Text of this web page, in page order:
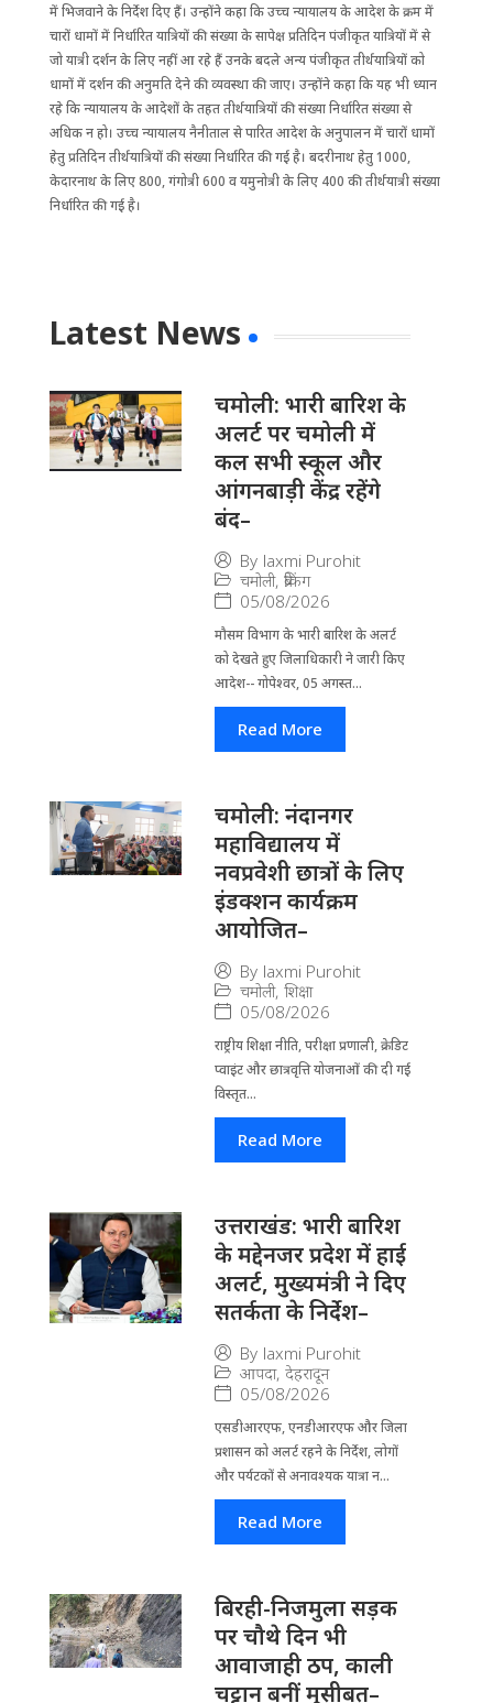
में भिजवाने के ‌निर्देश दिए हैं। उन्होंने कहा कि उच्च न्यायालय के आदेश के क्रम में
चारों धामों में निर्धारित यात्रियों की संख्या के सापेक्ष प्रतिदिन पंजीकृत यात्रियों में से
जो यात्री दर्शन के लिए नहीं आ रहे हैं उनके बदले अन्य पंजीकृत तीर्थयात्रियों को
धामों में दर्शन की अनुमति देने की व्यवस्था की जाए। उन्होंने कहा कि यह भी ध्यान
रहे कि न्यायालय के आदेशों के तहत तीर्थयात्रियों की संख्या निर्धारित संख्या से
अधिक न हो। उच्च न्यायालय नैनीताल से पारित आदेश के अनुपालन में चारों धामों
हेतु प्रतिदिन तीर्थयात्रियों की संख्या निर्धारित की गई है। बदरीनाथ हेतु 1000,
केदारनाथ के लिए 800, गंगोत्री 600 व यमुनोत्री के लिए 400 की तीर्थयात्री संख्या
निर्धारित की गई है।
Latest News
चमोली: भारी बारिश के
अलर्ट पर चमोली में
कल सभी स्कूल और
आंगनबाड़ी केंद्र रहेंगे
बंद–
By laxmi Purohit
चमोली, ब्रेकिंग
05/08/2026
मौसम विभाग के भारी बारिश के अलर्ट
को देखते हुए जिला​धिकारी ने जारी किए
आदेश-- गोपेश्वर, 05 अगस्त...
Read More
चमोली: नंदानगर
महाविद्यालय में
नवप्रवेशी छात्रों के लिए
इंडक्शन कार्यक्रम
आयोजित–
By laxmi Purohit
चमोली, शिक्षा
05/08/2026
राष्ट्रीय शिक्षा नीति, परीक्षा प्रणाली, क्रेडिट
प्वाइंट और छात्रवृत्ति योजनाओं की दी गई
विस्तृत...
Read More
उत्तराखंड: भारी बारिश
के मद्देनजर प्रदेश में हाई
अलर्ट, मुख्यमंत्री ने दिए
सतर्कता के निर्देश–
By laxmi Purohit
आपदा, देहरादून
05/08/2026
एसडीआरएफ, एनडीआरएफ और जिला
प्रशासन को अलर्ट रहने के निर्देश, लोगों
और पर्यटकों से अनावश्यक यात्रा न...
Read More
बिरही-निजमुला सड़क
पर चौथे दिन भी
आवाजाही ठप, काली
चट्टान बनीं मुसीबत–